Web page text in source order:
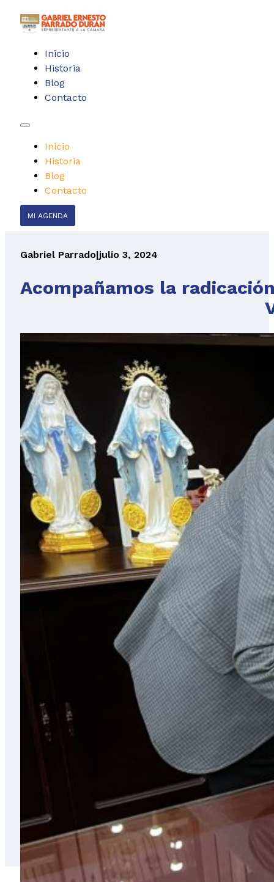
Inicio
Historia
Blog
Contacto
Inicio
Historia
Blog
Contacto
MI AGENDA
Gabriel Parrado|julio 3, 2024
Acompañamos la